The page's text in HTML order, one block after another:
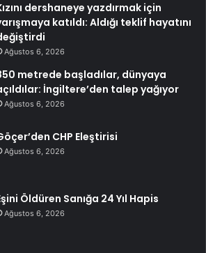
dershaneye yazdırmak için
katıldı: Aldığı teklif hayatını
Ağustos 6, 2026
metrede başladılar, dünyaya
İngiltere’den talep yağıyor
Ağustos 6, 2026
CHP Eleştirisi
Ağustos 6, 2026
Öldüren Sanığa 24 Yıl Hapis
Ağustos 6, 2026